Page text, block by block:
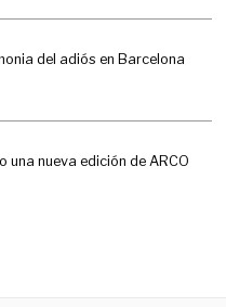
del adiós en Barcelona
una nueva edición de ARCO